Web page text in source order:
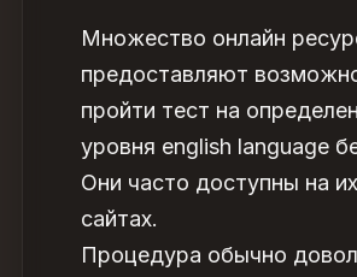
Множество онлайн
предоставляют
пройти тест на
уровня english language
Они часто доступны на
сайтах.
Процедура обычно